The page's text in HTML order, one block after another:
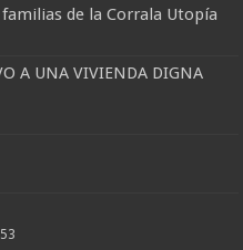
de la Corrala Utopía
A UNA VIVIENDA DIGNA